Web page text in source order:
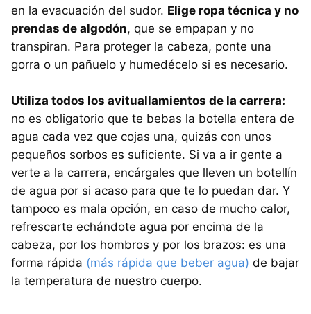
en la evacuación del sudor. Elige ropa técnica y no
prendas de algodón, que se empapan y no
transpiran. Para proteger la cabeza, ponte una
gorra o un pañuelo y humedécelo si es necesario.
Utiliza todos los avituallamientos de la carrera:
no es obligatorio que te bebas la botella entera de
agua cada vez que cojas una, quizás con unos
pequeños sorbos es suficiente. Si va a ir gente a
verte a la carrera, encárgales que lleven un botellín
de agua por si acaso para que te lo puedan dar. Y
tampoco es mala opción, en caso de mucho calor,
refrescarte echándote agua por encima de la
cabeza, por los hombros y por los brazos: es una
forma rápida (más rápida que beber agua) de bajar
la temperatura de nuestro cuerpo.